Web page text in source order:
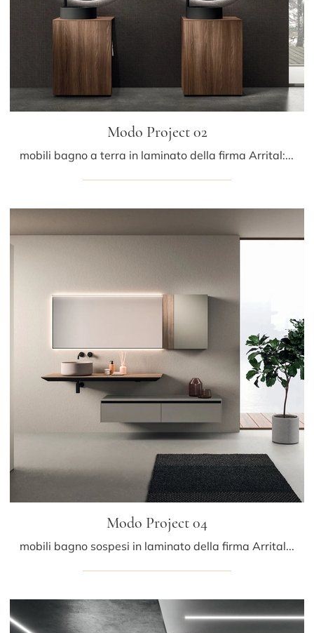
Modo Project 02
mobili bagno a terra in laminato della firma Arrital: clicca e scopri l'arredo bagno moderno Modo Project 02 per il tuo bagno.
Modo Project 04
mobili bagno sospesi in laminato della firma Arrital: clicca e scopri l'arredo bagno moderno Modo Project 04 per la stanza del benessere.